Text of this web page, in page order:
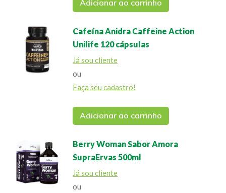
Adicionar ao carrinho
Cafeína Anidra Caffeine Action
Unilife 120 cápsulas
Já sou cliente
ou
Faça seu cadastro!
Adicionar ao carrinho
Berry Woman Sabor Amora
SupraErvas 500ml
Já sou cliente
ou